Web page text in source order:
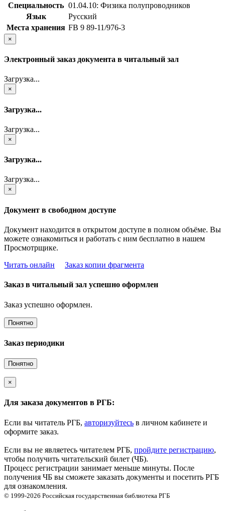
Специальность 01.04.10: Физика полупроводников
Язык
Русский
Места хранения FB 9 89-11/976-3
×
Электронный заказ документа в читальный зал
Загрузка...
×
Загрузка...
Загрузка...
×
Загрузка...
Загрузка...
×
Документ в свободном доступе
Документ находится в открытом доступе в полном объёме. Вы
можете ознакомиться и работать с ним бесплатно в нашем
Просмотрщике.
Читать онлайн
Заказ копии фрагмента
Заказ в читальный зал успешно оформлен
Заказ успешно оформлен.
Понятно
Заказ периодики
Понятно
×
Для заказа документов в РГБ:
Если вы читатель РГБ, авторизуйтесь в личном кабинете и
оформите заказ.
Если вы не являетесь читателем РГБ, пройдите регистрацию,
чтобы получить читательский билет (ЧБ).
Процесс регистрации занимает меньше минуты. После
получения ЧБ вы сможете заказать документы и посетить РГБ
для ознакомления.
© 1999-2026 Российская государственная библиотека РГБ